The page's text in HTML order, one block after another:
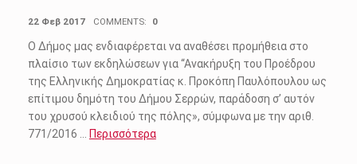
22 Φεβ 2017 COMMENTS: 0
Ο Δήμος μας ενδιαφέρεται να αναθέσει προμήθεια στο
πλαίσιο των εκδηλώσεων για “Ανακήρυξη του Προέδρου
της Ελληνικής Δημοκρατίας κ. Προκόπη Παυλόπουλου ως
επίτιμου δημότη του Δήμου Σερρών, παράδοση σ’ αυτόν
του χρυσού κλειδιού της πόλης», σύμφωνα με την αριθ.
771/2016
Περισσότερα